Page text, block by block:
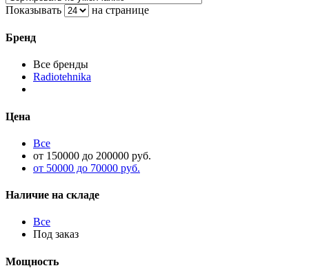
Показывать на странице
Бренд
Все бренды
Radiotehnika
Цена
Все
от 150000 до 200000 руб.
от 50000 до 70000 руб.
Наличие на складе
Все
Под заказ
Мощность